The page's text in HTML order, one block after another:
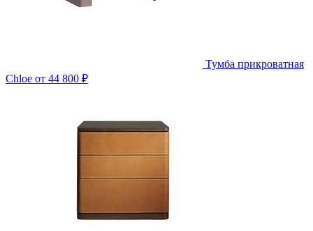
Тумба прикроватная
Chloe от 44 800 ₽